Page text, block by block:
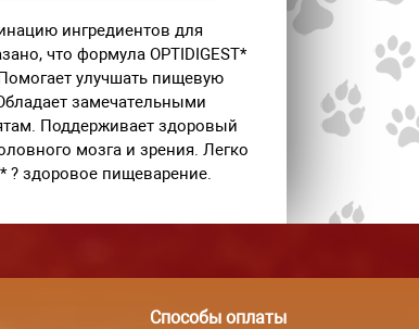
ингредиентов для
что формула OPTIDIGEST*
улучшать пищевую
замечательными
Поддерживает здоровый
мозга и зрения. Легко
? здоровое пищеварение.
Способы оплаты